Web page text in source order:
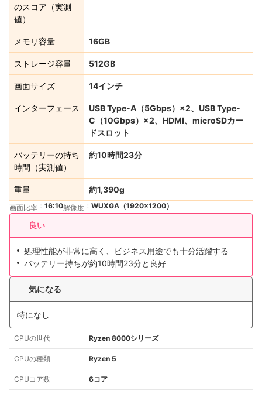
のスコア（実測
値）
メモリ容量 16GB
ストレージ容量 512GB
画面サイズ 14インチ
インターフェース
USB Type-A（5Gbps）×2、USB Type-
C（10Gbps）×2、HDMI、microSDカー
ドスロット
バッテリーの持ち
時間（実測値）
約10時間23分
重量 約1,390g
画面比率 16:10解像度 WUXGA（1920×1200）
良い
処理性能が非常に高く、ビジネス用途でも十分活躍する
バッテリー持ちが約10時間23分と良好
気になる
特になし
CPUの世代 Ryzen 8000シリーズ
CPUの種類 Ryzen 5
CPUコア数 6コア